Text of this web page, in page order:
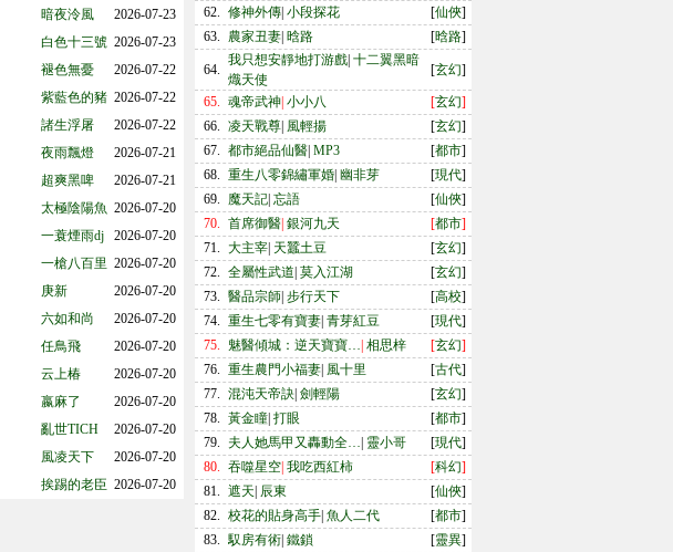
暗夜泠風
2026-07-23
白色十三號 2026-07-23
褪色無憂
2026-07-22
紫藍色的豬 2026-07-22
諸生浮屠
2026-07-22
夜雨飄燈
2026-07-21
超爽黑啤
2026-07-21
太極陰陽魚 2026-07-20
一蓑煙雨dj
2026-07-20
一槍八百里 2026-07-20
庚新
2026-07-20
六如和尚
2026-07-20
任鳥飛
2026-07-20
云上椿
2026-07-20
嬴麻了
2026-07-20
亂世TICH
2026-07-20
風凌天下
2026-07-20
挨踢的老臣 2026-07-20
62. 修神外傳 小段探花 [仙俠]
63.
農家丑妻 晗路 [晗路]
64.
我只想安靜地打游戲 十二翼黑暗
熾天使
[玄幻]
65. 魂帝武神 小小八 [玄幻]
66. 凌天戰尊 風輕揚 [玄幻]
67. 都市絕品仙醫 MP3 [都市]
68. 重生八零錦繡軍婚 幽非芽 [現代]
69.
魔天記 忘語 [仙俠]
70. 首席御醫 銀河九天 [都市]
71. 大主宰 天蠶土豆 [玄幻]
72. 全屬性武道 莫入江湖 [玄幻]
73. 醫品宗師 步行天下 [高校]
74. 重生七零有寶妻 青芽紅豆 [現代]
75.
魅醫傾城：逆天寶寶… 相思梓 [玄幻]
76. 重生農門小福妻 風十里 [古代]
77. 混沌天帝訣 劍輕陽 [玄幻]
78. 黃金瞳 打眼 [都市]
79.
夫人她馬甲又轟動全… 靈小哥 [現代]
80. 吞噬星空 我吃西紅柿 [科幻]
81. 遮天 辰東 [仙俠]
82. 校花的貼身高手 魚人二代 [都市]
83. 馭房有術 鐵鎖 [靈異]